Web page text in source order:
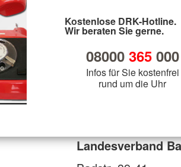
Kostenlose DRK-Hotline.
Wir beraten Sie gerne.
08000 365000
Infos für Sie kostenfrei
rund um die Uhr
Landesverband